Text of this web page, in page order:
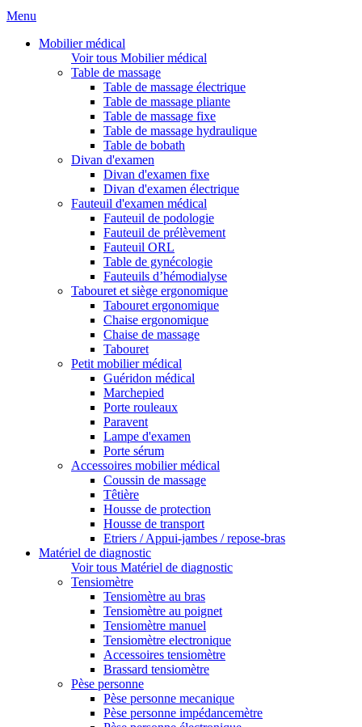
Menu
Mobilier médical
Voir tous Mobilier médical
Table de massage
Table de massage électrique
Table de massage pliante
Table de massage fixe
Table de massage hydraulique
Table de bobath
Divan d'examen
Divan d'examen fixe
Divan d'examen électrique
Fauteuil d'examen médical
Fauteuil de podologie
Fauteuil de prélèvement
Fauteuil ORL
Table de gynécologie
Fauteuils d’hémodialyse
Tabouret et siège ergonomique
Tabouret ergonomique
Chaise ergonomique
Chaise de massage
Tabouret
Petit mobilier médical
Guéridon médical
Marchepied
Porte rouleaux
Paravent
Lampe d'examen
Porte sérum
Accessoires mobilier médical
Coussin de massage
Têtière
Housse de protection
Housse de transport
Etriers / Appui-jambes / repose-bras
Matériel de diagnostic
Voir tous Matériel de diagnostic
Tensiomètre
Tensiomètre au bras
Tensiomètre au poignet
Tensiomètre manuel
Tensiomètre electronique
Accessoires tensiomètre
Brassard tensiomètre
Pèse personne
Pèse personne mecanique
Pèse personne impédancemètre